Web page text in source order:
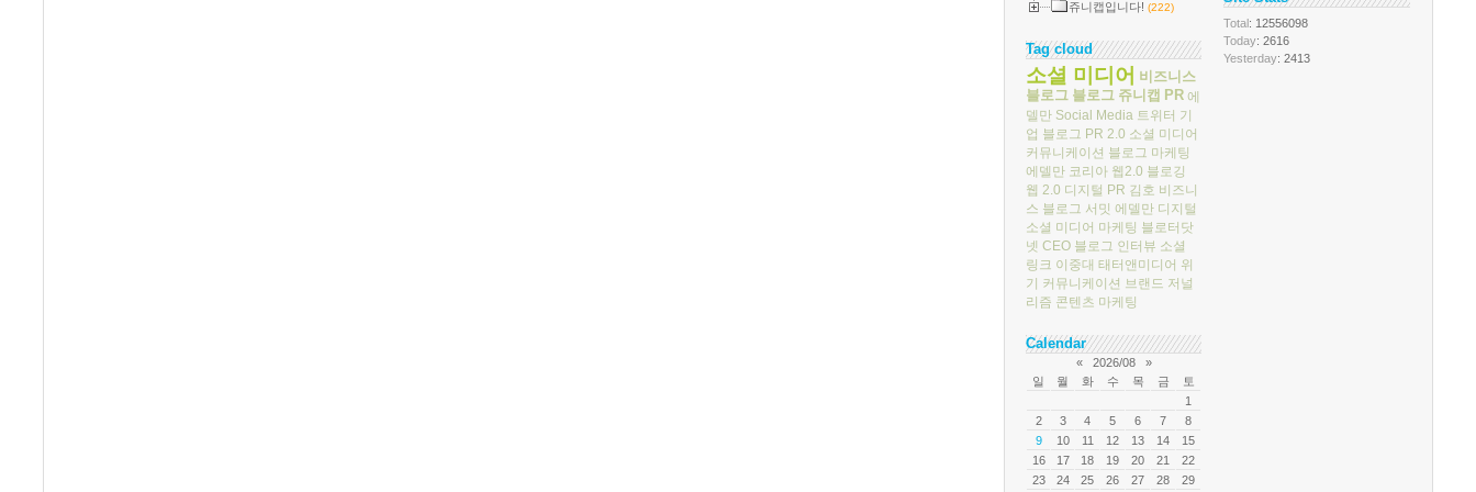
쥬니캡입니다! (222)
Tag cloud
소셜 미디어 비즈니스
블로그 블로그 쥬니캡 PR 에
델만 Social Media 트위터 기
업 블로그 PR 2.0 소셜 미디어
커뮤니케이션 블로그 마케팅
에델만 코리아 웹2.0 블로깅
웹 2.0 디지털 PR 김호 비즈니
스 블로그 서밋 에델만 디지털
소셜 미디어 마케팅 블로터닷
넷 CEO 블로그 인터뷰 소셜
링크 이중대 태터앤미디어 위
기 커뮤니케이션 브랜드 저널
리즘 콘텐츠 마케팅
Calendar
« 2026/08
»
일
월 화 수 목 금
토
1
2
3 4 5 6 7
8
9
10 11 12 13 14
15
16
17 18 19 20 21
22
23
24 25 26 27 28 29
Total: 12556098
Today: 2616
Yesterday: 2413